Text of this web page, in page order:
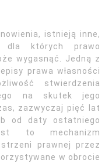
istnieją inne,
dla których prawo
wygasnąć. Jedną z
prawa własności
stwierdzenia
na skutek jego
zazwyczaj pięć lat
od daty ostatniego
to mechanizm
prawnej przez
w obrocie